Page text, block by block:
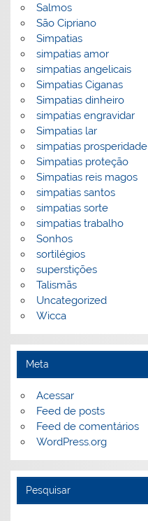
Salmos
São Cipriano
Simpatias
simpatias amor
simpatias angelicais
Simpatias Ciganas
Simpatias dinheiro
simpatias engravidar
Simpatias lar
simpatias prosperidade
Simpatias proteção
Simpatias reis magos
simpatias santos
simpatias sorte
simpatias trabalho
Sonhos
sortilégios
superstições
Talismãs
Uncategorized
Wicca
Meta
Acessar
Feed de posts
Feed de comentários
WordPress.org
Pesquisar